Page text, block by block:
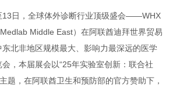
13日，全球体外诊断行业顶级盛会——WHX
Middle East）在阿联酋迪拜世界贸易
北非地区规模最大、影响力最深远的医学
，本届展会以“25年实验室创新：联合社
题，在阿联酋卫生和预防部的官方赞助下，